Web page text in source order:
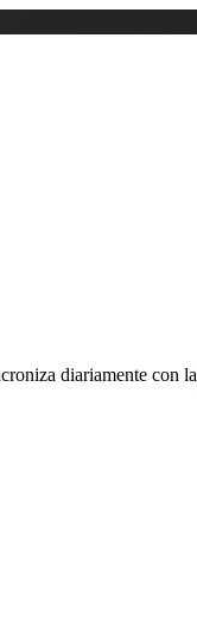
diariamente con la